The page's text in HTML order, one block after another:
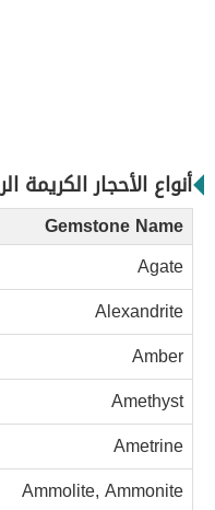
أنواع الأحجار الكريمة
Gemstone Name
Agate
Alexandrite
Amber
Amethyst
Ametrine
Ammolite, Ammonite